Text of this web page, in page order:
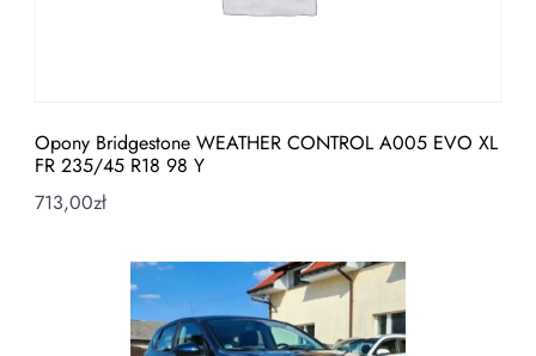
Opony Bridgestone WEATHER CONTROL A005 EVO XL
FR 235/45 R18 98 Y
713,00zł